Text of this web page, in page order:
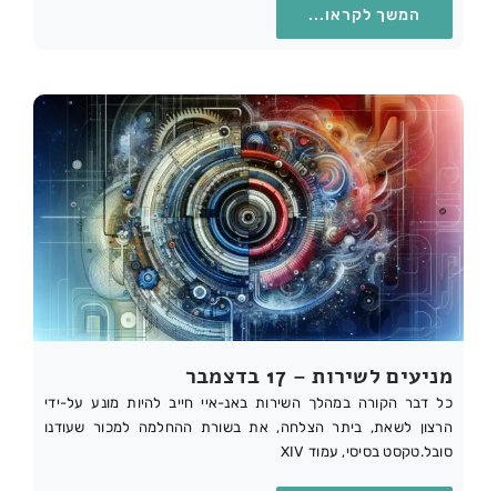
המשך לקראו...
מניעים לשירות – 17 בדצמבר
כל דבר הקורה במהלך השירות באנ-איי חייב להיות מונע על-ידי
הרצון לשאת, ביתר הצלחה, את בשורת ההחלמה למכור שעודנו
סובל.טקסט בסיסי, עמוד XIV